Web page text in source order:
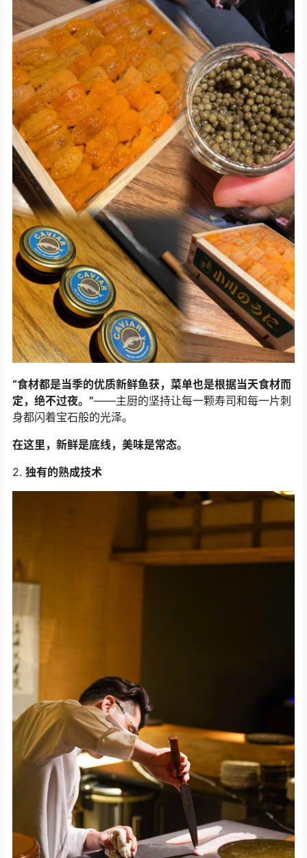
“食材都是当季的优质新鲜鱼获，菜单也是根据当天食材而
定，绝不过夜。”——主厨的坚持让每一颗寿司和每一片刺
身都闪着宝石般的光泽。
在这里，新鲜是底线，美味是常态。
2. 独有的熟成技术